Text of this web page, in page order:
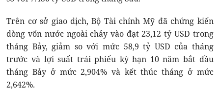
Trên cơ sở giao dịch, Bộ Tài chính Mỹ đã chứng kiến
dòng vốn nước ngoài chảy vào đạt 23,12 tỷ USD trong
tháng Bảy, giảm so với mức 58,9 tỷ USD của tháng
trước và lợi suất trái phiếu kỳ hạn 10 năm bắt đầu
tháng Bảy ở mức 2,904% và kết thúc tháng ở mức
2,642%.